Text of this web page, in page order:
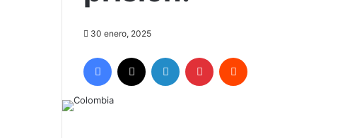
30 enero, 2025
Facebook LinkedIn Pinterest